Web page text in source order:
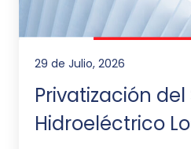
29 de Julio, 2026
Privatización
Hidroeléctrico